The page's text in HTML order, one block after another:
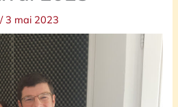
/ 3 mai 2023